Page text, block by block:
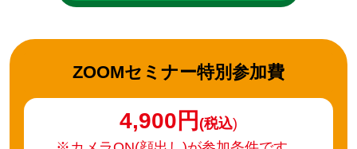
ZOOMセミナー特別参加費
4,900円 (税込)